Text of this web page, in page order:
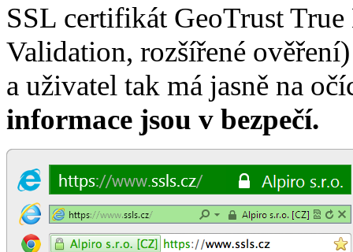
SSL certifikát GeoTrust
Validation, rozšířené
a uživatel tak má jasně na
informace jsou v bezpečí.